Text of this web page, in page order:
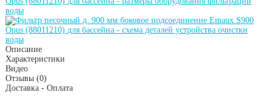
Описание
Характеристики
Видео
Отзывы (0)
Доставка - Оплата